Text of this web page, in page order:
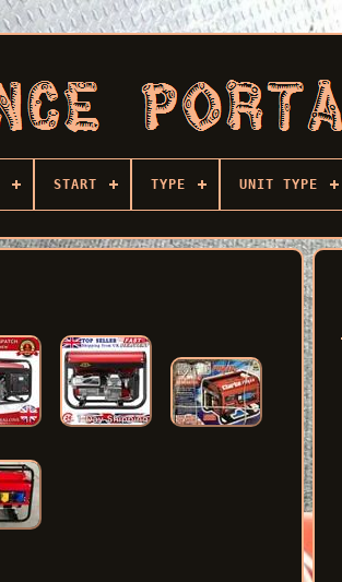
START TYPE UNIT TYPE